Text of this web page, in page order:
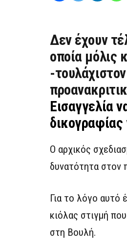
Δεν έχουν
οποία μόλις
-
Εισαγγελία
Ο αρχικός
δυνατότητα στον
Για το λόγο αυτό
κιόλας στιγμή
στη Βουλή.